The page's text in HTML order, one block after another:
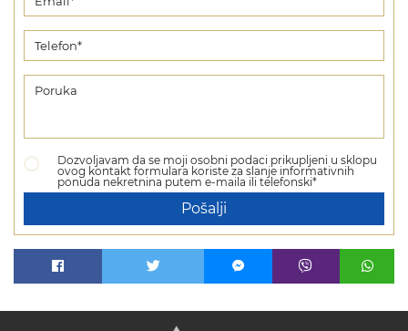
Dozvoljavam da se moji osobni podaci prikupljeni u sklopu
ovog kontakt formulara koriste za slanje informativnih
ponuda nekretnina putem e-maila ili telefonski*
Pošalji